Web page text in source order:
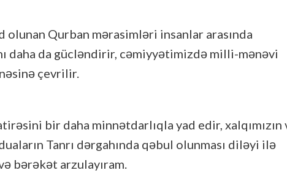
Qurban mərasimləri insanlar arasında
daha da gücləndirir, cəmiyyətimizdə milli-mənəvi
çevrilir.
bir daha minnətdarlıqla yad edir, xalqımızın
Tanrı dərgahında qəbul olunması diləyi ilə
bərəkət arzulayıram.